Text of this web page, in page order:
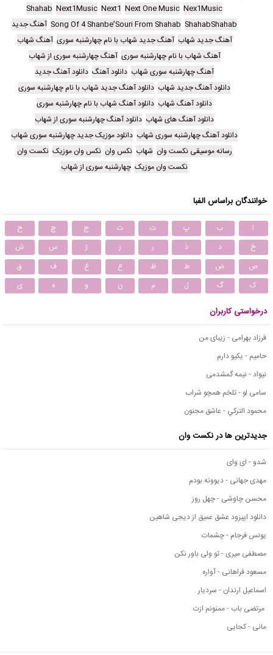
Nex1Music
Next One Music
Next1
Next1Music
Shahab
ShahabShahab Song Of 4 Shanbe ُSouri From Shahab آهنگ جدید
آهنگ جدید شهاب آهنگ جدید شهاب با نام چهارشنبه سوری آهنگ شهاب
آهنگ شهاب با نام چهارشنبه سوری آهنگ چهارشنبه سوری از شهاب
آهنگ چهارشنبه سوری شهاب دانلود آهنگ دانلود آهنگ جدید
دانلود آهنگ جدید شهاب دانلود آهنگ جدید شهاب با نام چهارشنبه سوری
دانلود آهنگ شهاب دانلود آهنگ شهاب با نام چهارشنبه سوری
دانلود آهنگ های شهاب دانلود آهنگ چهارشنبه سوری از شهاب
دانلود آهنگ چهارشنبه سوری شهاب دانلود موزیک جدید چهارشنبه سوری شهاب
رسانه موسیقی نکست وان شهاب نکس وان نکس وان موزیک نکست وان
نکست وان موزیک چهارشنبه سوری از شهاب
خوانندگان براساس الفبا
ا ب پ ت ث ج چ
ح
خ
د ذ ر ز ژ س
ش
ص
ض ط ظ ع غ ف
ق
ک
گ ل م ن و ه ی
درخواستی کاربران
فرزاد بهرامی - زیبای من
حامیم - یکیو دارم
نیواد - نیمه گمشدمی
سامی لو - تلخم همچو شراب
محمود التركي - عاشق مجنون
جدیدترین ها در نکست وان
شدو - ای وای
مهدی جهانی - دیوونه بودم
محسن چاوشی - چهل روز
دانلود اپیزود عشق عمیق از دیجی شاهین
یونس فرجام - چشمات
مصطفی میری - تو ولی باور نکن
مسعود فراهانی - آواره
اسماعیل ارندان - سردیار
مرتضی باب - ممنونم ازت
مانی - کجایی